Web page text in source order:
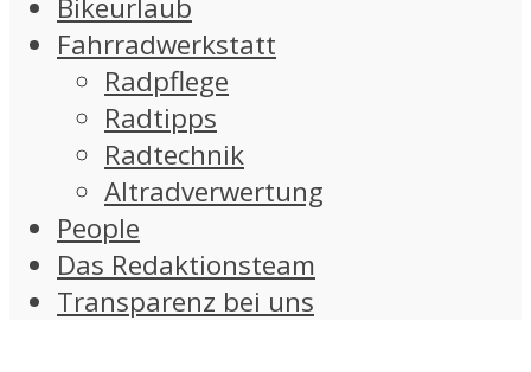
Bikeurlaub
Fahrradwerkstatt
Radpflege
Radtipps
Radtechnik
Altradverwertung
People
Das Redaktionsteam
Transparenz bei uns